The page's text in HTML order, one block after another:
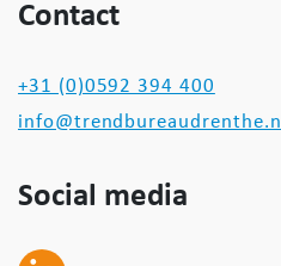
Contact
+31 (0)0592 394 400
info@trendbureaudrenthe.nl
Social media